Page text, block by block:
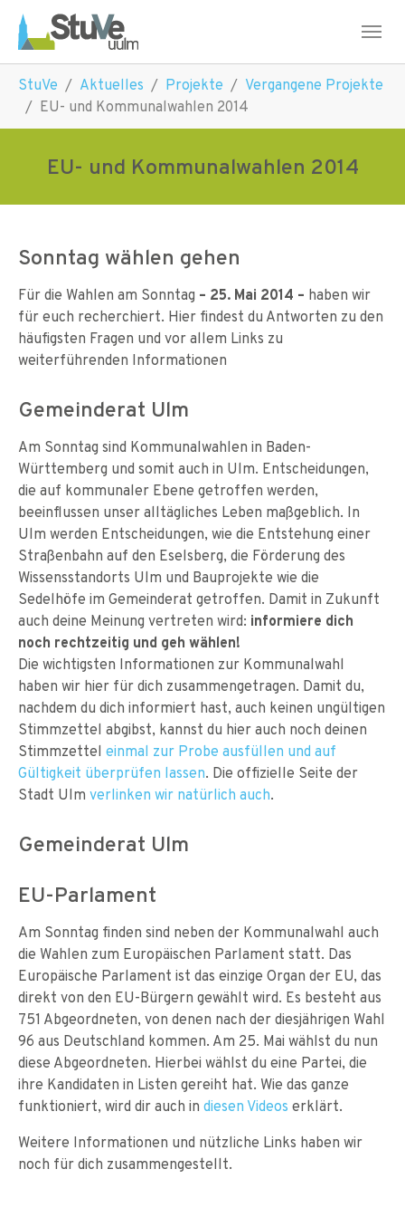
Skip to main navigation
Skip to main content
Skip to page footer
StuVe Aktuelles Projekte
Vergangene Projekte
EU- und Kommunalwahlen 2014
EU- und Kommunalwahlen 2014
Sonntag wählen gehen
Für die Wahlen am Sonntag – 25. Mai 2014 – haben wir
für euch recherchiert. Hier findest du Antworten zu den
häufigsten Fragen und vor allem Links zu
weiterführenden Informationen
Gemeinderat Ulm
Am Sonntag sind Kommunalwahlen in Baden-
Württemberg und somit auch in Ulm. Entscheidungen,
die auf kommunaler Ebene getroffen werden,
beeinflussen unser alltägliches Leben maßgeblich. In
Ulm werden Entscheidungen, wie die Entstehung einer
Straßenbahn auf den Eselsberg, die Förderung des
Wissensstandorts Ulm und Bauprojekte wie die
Sedelhöfe im Gemeinderat getroffen. Damit in Zukunft
auch deine Meinung vertreten wird: informiere dich
noch rechtzeitig und geh wählen!
Die wichtigsten Informationen zur Kommunalwahl
haben wir hier für dich zusammengetragen. Damit du,
nachdem du dich informiert hast, auch keinen ungültigen
Stimmzettel abgibst, kannst du hier auch noch deinen
Stimmzettel einmal zur Probe ausfüllen und auf
Gültigkeit überprüfen lassen. Die offizielle Seite der
Stadt Ulm verlinken wir natürlich auch.
Gemeinderat Ulm
EU-Parlament
Am Sonntag finden sind neben der Kommunalwahl auch
die Wahlen zum Europäischen Parlament statt. Das
Europäische Parlament ist das einzige Organ der EU, das
direkt von den EU-Bürgern gewählt wird. Es besteht aus
751 Abgeordneten, von denen nach der diesjährigen Wahl
96 aus Deutschland kommen. Am 25. Mai wählst du nun
diese Abgeordneten. Hierbei wählst du eine Partei, die
ihre Kandidaten in Listen gereiht hat. Wie das ganze
funktioniert, wird dir auch in diesen Videos erklärt.
Weitere Informationen und nützliche Links haben wir
noch für dich zusammengestellt.